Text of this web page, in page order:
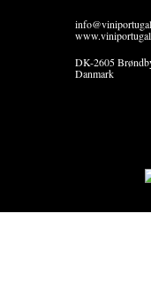
DK-2605
Danmark